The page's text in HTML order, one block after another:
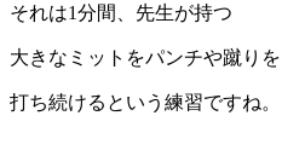
それは1分間、先生が持つ
大きなミットをパンチや蹴りを
打ち続けるという練習ですね。